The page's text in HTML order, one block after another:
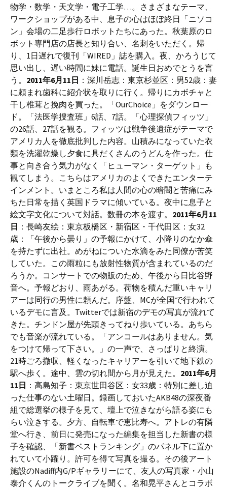
物学・数学・天文学・電子工学…。さまざまなテーマ、
ワークショップがある中、息子の心はほぼ終日「ニソコ
ン」会場の二足歩行ロボットたちにあった。秋葉原のロ
ボット専門店の店長と知り合い、名刺をいただく。帰
り、1日遅れで復刊「WIRED」誌を購入。夜、かろうじて
思い出し、遅い時間に妹に電話。誕生日おめでとうを言
う。 2011年6月11日 ：深川岳志：東京杉並区：男52歳：妻
に頼まれ歯科に紹介状を取りに行く。帰りにカボチャと
干し椎茸と挽肉を買った。「OurChoice」をダウンロー
ド。「法医学捜査班」6話、7話。「心理探偵フィッツ」
の26話、27話を観る。フィッツは戦争後遺症がテーマで
アメリカ人を徹底批判した内容。山積みになっていた衣
類を洗濯乾燥し夕食に具だくさんのうどんを作った。仕
事と向き合う気力がなく「ヒューマン・ターゲット」も
観てしまう。こちらはアメリカのよくできたエンターテ
インメント。いまところ私は人間の心の暗闇と苦痛にみ
ちた日常を描く英国ドラマに傾いている。夜中に息子と
絵文字文化について対話。数冊の本を渡す。 2011年6月11
日 ：長崎友絵：東京板橋区・新宿区・千代田区：女32
歳：「午後から曇り」の予報にかけて、小降りのなか傘
を持たずに出社。めがねについた水滴をみた同僚が苦笑
していた。この雨粒にも放射性物質が含まれているのだ
ろうか。コンサートでの物販のため、午後から日比谷野
音へ。予報どおり、雨あがる。荷物を積んだ重いキャリ
アーは同行の男性に頼んだ。序盤、MCが全国で行われて
いるデモに言及。Twitterでは新宿のデモの写真が流れて
きた。チンドン屋が先頭きってねり歩いている。あちら
でも音楽が流れている。「アンコールはありません。気
をつけて帰って下さい。」の一声で、さっぱりと終演。
21時ごろ撤収、軽くなったキャリアーを引いて地下鉄の
駅へ歩く。途中、雲の切れ間から月が見えた。 2011年6月
11日 ：高島知子：東京世田谷区：女33歳：特別に差し迫
った仕事のない土曜日。録画しておいたAKB48の深夜番
組で総選挙の様子を見て、壇上で泣きながら語る姿にも
らい泣きする。夕方、自転車で恵比寿へ。アトレの有隣
堂へ行き、前日に発売になった編集を担当した新書の様
子を確認、「新書ベストランキング」のパネル下に置か
れていて小躍り。許可を得て写真を撮る。その後アート
施設のNadiff内G/Pギャラリーにて、友人の写真家・小山
泰介くんのトークライブを聞く。名和晃平さんとコラボ